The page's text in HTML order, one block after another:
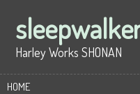
Harley Works SHONAN
HOME